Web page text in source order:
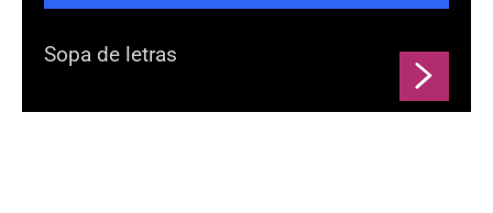
Sopa de letras